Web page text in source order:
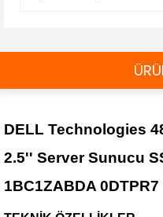
DELL Technologies
2.5'' Server Sunucu
1BC1ZABDA 0DTPR7